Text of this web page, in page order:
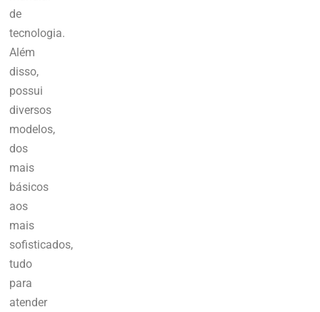
de
tecnologia.
Além
disso,
possui
diversos
modelos,
dos
mais
básicos
aos
mais
sofisticados,
tudo
para
atender